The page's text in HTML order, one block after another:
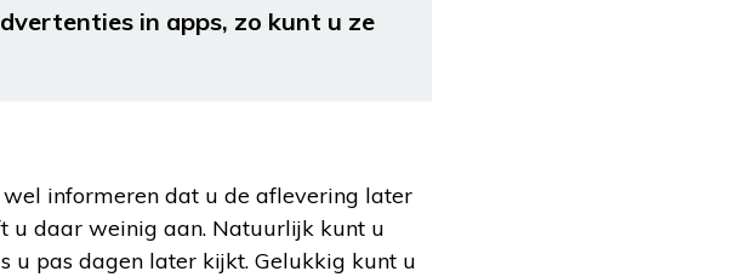
in apps, zo kunt u ze
informeren dat u de aflevering later
u daar weinig aan. Natuurlijk kunt u
u pas dagen later kijkt. Gelukkig kunt u